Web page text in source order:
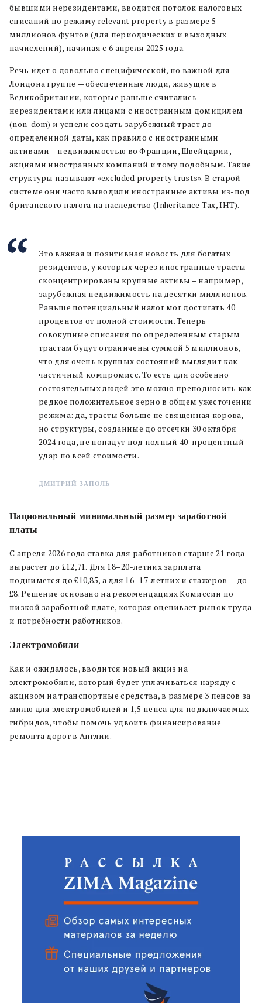
бывшими нерезидентами, вводится потолок налоговых
списаний по режиму relevant property в размере 5
миллионов фунтов (для периодических и выходных
начислений), начиная с 6 апреля 2025 года.
Речь идет о довольно специфической, но важной для
Лондона группе — обеспеченные люди, живущие в
Великобритании, которые раньше считались
нерезидентами или лицами с иностранным домицилем
(non-dom) и успели создать зарубежный траст до
определенной даты, как правило с иностранными
активами – недвижимостью во Франции, Швейцарии,
акциями иностранных компаний и тому подобным. Такие
структуры называют «excluded property trusts». В старой
системе они часто выводили иностранные активы из-под
британского налога на наследство (Inheritance Tax, IHT).
Это важная и позитивная новость для богатых
резидентов, у которых через иностранные трасты
сконцентрированы крупные активы – например,
зарубежная недвижимость на десятки миллионов.
Раньше потенциальный налог мог достигать 40
процентов от полной стоимости. Теперь
совокупные списания по определенным старым
трастам будут ограничены суммой 5 миллионов,
что для очень крупных состояний выглядит как
частичный компромисс. То есть для особенно
состоятельных людей это можно преподносить как
редкое положительное зерно в общем ужесточении
режима: да, трасты больше не священная корова,
но структуры, созданные до отсечки 30 октября
2024 года, не попадут под полный 40-процентный
удар по всей стоимости.
ДМИТРИЙ ЗАПОЛЬ
Национальный минимальный размер заработной
платы
С апреля 2026 года ставка для работников старше 21 года
вырастет до £12,71. Для 18–20-летних зарплата
поднимется до £10,85, а для 16–17-летних и стажеров — до
£8. Решение основано на рекомендациях Комиссии по
низкой заработной плате, которая оценивает рынок труда
и потребности работников.
Электромобили
Как и ожидалось, вводится новый акциз на
электромобили, который будет уплачиваться наряду с
акцизом на транспортные средства, в размере 3 пенсов за
милю для электромобилей и 1,5 пенса для подключаемых
гибридов, чтобы помочь удвоить финансирование
ремонта дорог в Англии.